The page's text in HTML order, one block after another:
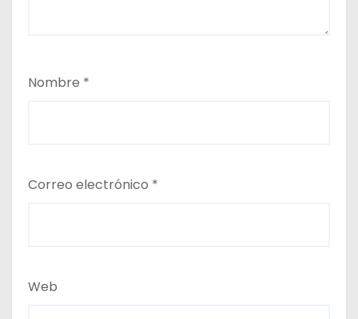
Nombre *
Correo electrónico *
Web